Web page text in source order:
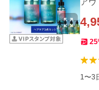
25
1〜3